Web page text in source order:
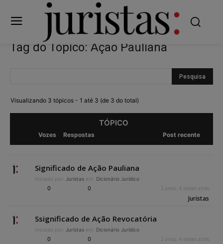
Tag do Tópico: Ação Pauliana
Visualizando 3 tópicos - 1 até 3 (de 3 do total)
TÓPICO
Vozes Respostas Post recente
Significado de Ação Pauliana
Iniciado por: Juristas em: Dicionário Jurídico
0 0 2 anos, 4 meses atrás
Juristas
Ssignificado de Ação Revocatória
Iniciado por: Juristas em: Dicionário Jurídico
0 0 2 anos, 4 meses atrás